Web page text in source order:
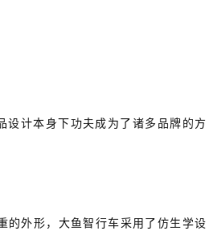
设计本身下功夫成为了诸多品牌的方
的外形，大鱼智行车采用了仿生学设